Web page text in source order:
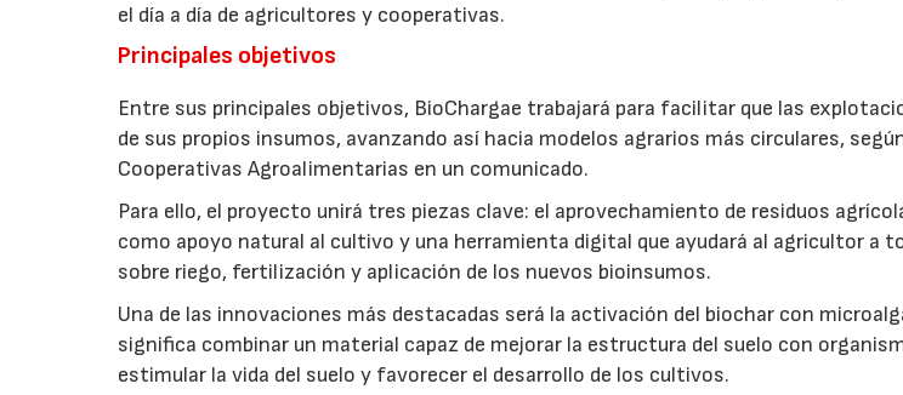
el día a día de agricultores y cooperativas.
Principales objetivos
Entre sus principales objetivos, BioChargae trabajará para facilitar que las
de sus propios insumos, avanzando así hacia modelos agrarios más circulares,
Cooperativas Agroalimentarias en un comunicado.
Para ello, el proyecto unirá tres piezas clave: el aprovechamiento de residuos
como apoyo natural al cultivo y una herramienta digital que ayudará al agricultor a
sobre riego, fertilización y aplicación de los nuevos bioinsumos.
Una de las innovaciones más destacadas será la activación del biochar con
significa combinar un material capaz de mejorar la estructura del suelo con
estimular la vida del suelo y favorecer el desarrollo de los cultivos.